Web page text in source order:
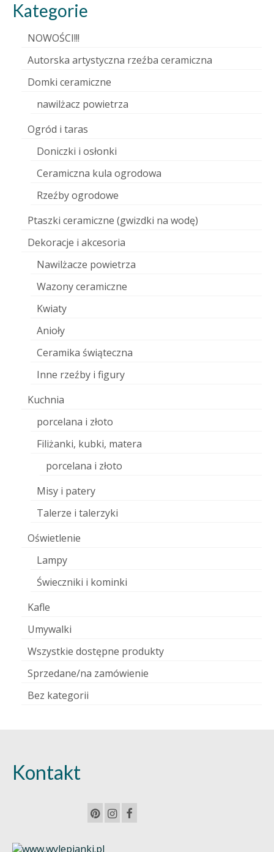
Kategorie
NOWOŚCI!!!
Autorska artystyczna rzeźba ceramiczna
Domki ceramiczne
nawilżacz powietrza
Ogród i taras
Doniczki i osłonki
Ceramiczna kula ogrodowa
Rzeźby ogrodowe
Ptaszki ceramiczne (gwizdki na wodę)
Dekoracje i akcesoria
Nawilżacze powietrza
Wazony ceramiczne
Kwiaty
Anioły
Ceramika świąteczna
Inne rzeźby i figury
Kuchnia
porcelana i złoto
Filiżanki, kubki, matera
porcelana i złoto
Misy i patery
Talerze i talerzyki
Oświetlenie
Lampy
Świeczniki i kominki
Kafle
Umywalki
Wszystkie dostępne produkty
Sprzedane/na zamówienie
Bez kategorii
Kontakt